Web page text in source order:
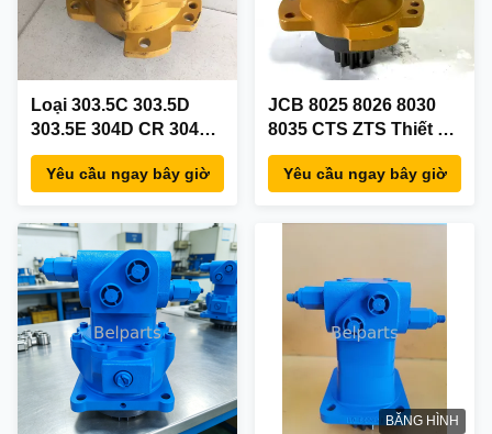
Loại 303.5C 303.5D
303.5E 304D CR 304E
Thiết bị lái động cơ
xoay 266-6396 265-
PCR-2B-10A-FP-8584A
Đối với các bộ phận
máy đào mini
Yêu cầu ngay bây giờ
JCB 8025 8026 8030
8035 CTS ZTS Thiết bị
truyền động động cơ
xoay 20/925689
PCR-2B-10A-FP-8584A
Yêu cầu ngay bây giờ
BĂNG HÌNH